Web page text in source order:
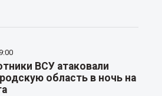
ВСУ атаковали
область в ночь на